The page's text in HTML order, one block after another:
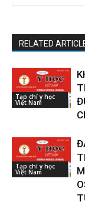
RELATED
Tạp chí y học
Việt Nam
Tạp chí y học
Việt Nam